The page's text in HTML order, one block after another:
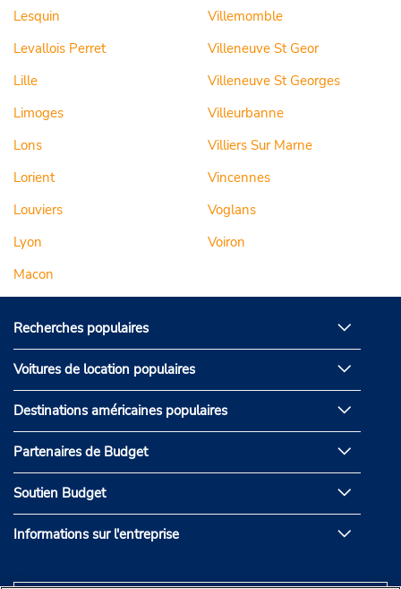
Lesquin
Levallois Perret
Lille
Limoges
Lons
Lorient
Louviers
Lyon
Macon
Villemomble
Villeneuve St Geor
Villeneuve St Georges
Villeurbanne
Villiers Sur Marne
Vincennes
Voglans
Voiron
Recherches populaires
Voitures de location populaires
Destinations américaines populaires
Partenaires de Budget
Soutien Budget
Informations sur l'entreprise